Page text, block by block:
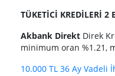
TÜKETİCİ KREDİLERİ
Akbank Direkt Direk
minimum oran %1.21,
10.000 TL 36 Ay